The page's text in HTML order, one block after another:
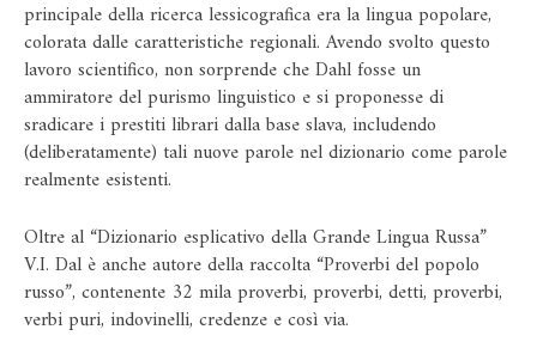
principale della ricerca lessicografica era la lingua popolare,
colorata dalle caratteristiche regionali. Avendo svolto questo
lavoro scientifico, non sorprende che Dahl fosse un
ammiratore del purismo linguistico e si proponesse di
sradicare i prestiti librari dalla base slava, includendo
(deliberatamente) tali nuove parole nel dizionario come parole
realmente esistenti.
Oltre al “Dizionario esplicativo della Grande Lingua Russa”
V.I. Dal è anche autore della raccolta “Proverbi del popolo
russo”, contenente 32 mila proverbi, proverbi, detti, proverbi,
verbi puri, indovinelli, credenze e così via.